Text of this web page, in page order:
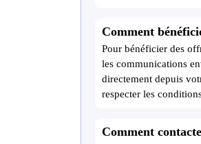
Comment
Pour bénéficier des
les communications
directement depuis
respecter les
Comment